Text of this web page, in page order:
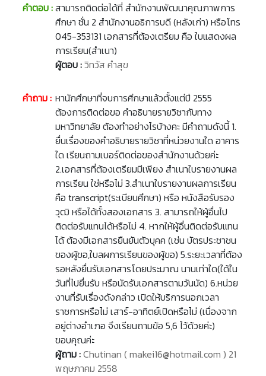
คำตอบ :สามารถติดต่อได้ที่ สำนักงานพัฒนาคุณภาพการ
ศึกษา ชั่น 2 สำนักงานอธิการบดี (หลังเก่า) หรือโทร
045-353131 เอกสารที่ต้องเตรียม คือ ใบแสดงผล
การเรียน(สำเนา)
ผู้ตอบ :วิทวัส คำสุข
คำถาม : หานักศึกษาที่จบการศึกษาแล้วตั้งแต่ปี 2555
ต้องการติดต่อขอ คำอธิบายรายวิชากับทาง
มหาวิทยาลัย ต้องทำอย่างไรบ้างคะ มีคำถามดังนี้ 1.
ยื่นเรื่องของคำอธิบายรายวิชาที่หน่วยงานใด อาคาร
ใด เรียนถามเบอร์ติดต่อของสำนักงานด้วยค่ะ
2.เอกสารที่ต้องเตรียมมีเพียง สำเนาใบรายงานผล
การเรียน ใช่หรือไม่ 3.สำเนาใบรายงานผลการเรียน
คือ transcript(ระเบียนศึกษา) หรือ หนังสือรับรอง
วุฒิ หรือได้ทั้งสองเอกสาร 3. สามารถให้ผู้อื่นไป
ติดต่อรับแทนได้หรือไม่ 4. หากให้ผู้อื่นติดต่อรับแทน
ได้ ต้องมีเอกสารยืนยันตัวบุคค (เช่น บัตรประชาชน
ของผู้ขอ,ใบลผการเรียนของผู้ขอ) 5.ระยะเวลาที่ต้อง
รอหลังยื่นรับเอกสารโดยประมาณ นานเท่าใด(ใด้ใน
วันที่ไปยื่นรับ หรือนัดรับเอกสารตามวันนัด) 6.หน่วย
งานที่รับเรื่องดังกล่าว เปิดให้บริการนอกเวลา
ราชการหรือไม่ เสาร์-อาทิตย์เปิดหรือไม่ (เนื่องจาก
อยู่ต่างอำเภอ จึงเรียนถามข้อ 5,6 ไว้ด้วยค่ะ)
ขอบคุณค่ะ
ผู้ถาม :Chutinan ( makei16@hotmail.com ) 21
พฤษภาคม 2558